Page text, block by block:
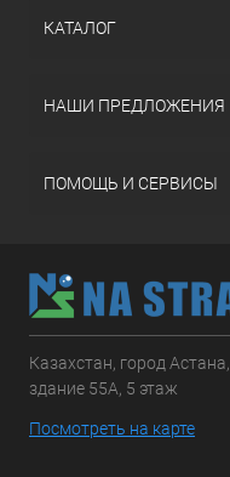
КАТАЛОГ
НАШИ ПРЕДЛОЖЕНИЯ
ПОМОЩЬ И СЕРВИСЫ
Казахстан, город
здание 55А, 5 этаж
Посмотреть на карте